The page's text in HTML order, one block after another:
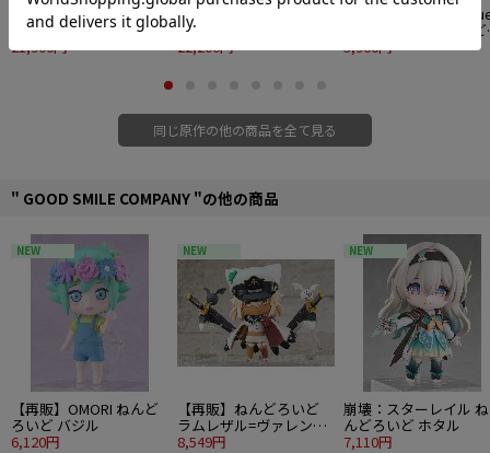
【再販】グッドスマイル
アーツ上海 ブルーアー
カイブ -Blue Archive-
21,900円
グッドスマイルアーツ上
海 ブルーアーカイブ -
Blue Archive- 1/7 リオ
22,200円
ブルーアーカイブ -
Archive- ねんどろいど
空崎ヒナ（ドレス） べ
3,960円
同じ原作の他の商品を全て見る
" GOOD SMILE COMPANY "の他の商品
NEW
【再販】OMORI ねんど
ろいど バジル
6,120円
NEW
【再販】ねんどろいど
ラムレザル=ヴァレンタ
イン
8,549円
NEW
崩壊：スターレイル ね
んどろいど ホタル
7,110円